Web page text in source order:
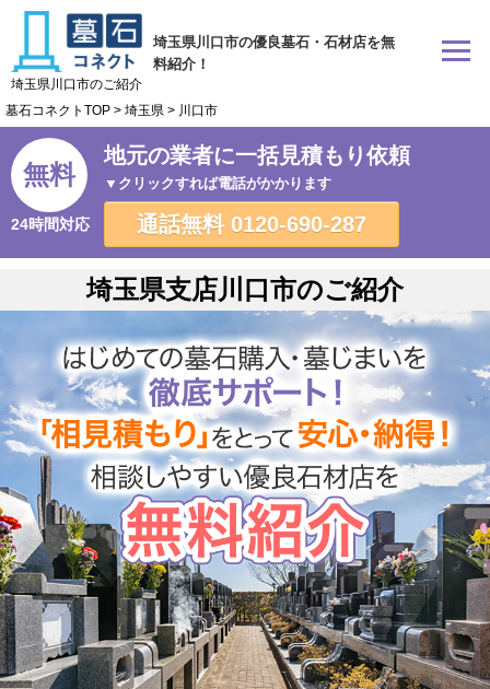
埼玉県川口市の優良墓石・石材店を無
料紹介！
埼玉県川口市のご紹介
墓石コネクトTOP > 埼玉県 > 川口市
無料
24時間対応
地元の業者に一括見積もり依頼
▼クリックすれば電話がかかります
通話無料 0120-690-287
埼玉県支店川口市のご紹介